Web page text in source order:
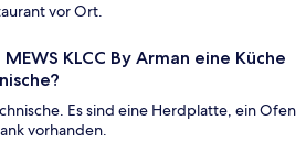
vor Ort.
KLCC By Arman eine Küche
Es sind eine Herdplatte, ein Ofen
vorhanden.